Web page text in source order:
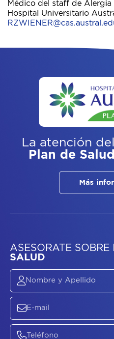
Médico del staff de Alergia
Hospital Universitario
La atención
Plan de Salud
Más